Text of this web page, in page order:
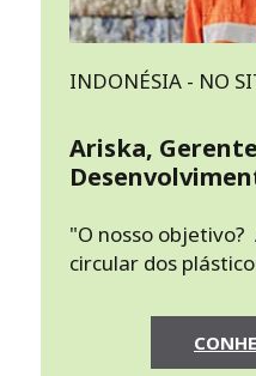
INDONÉSIA - NO
Ariska,
"O nosso
circular dos